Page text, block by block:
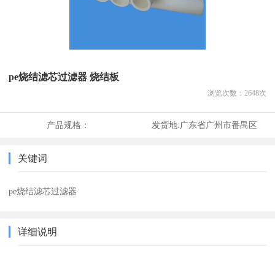
pe烧结滤芯过滤器 烧结板
浏览次数： 2648次
产品规格： 发货地:广东省广州市番禺区
关键词
pe烧结滤芯过滤器
详细说明